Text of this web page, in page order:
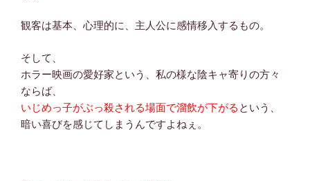
観客は基本、心理的に、主人公に感情移入するもの。
そして、
ホラー映画の愛好家という、私の様な陰キャ寄りの方々
ならば、
いじめっ子がぶっ殺される場面で溜飲が下がる という、
暗い喜びを感じてしまうんですよねぇ。